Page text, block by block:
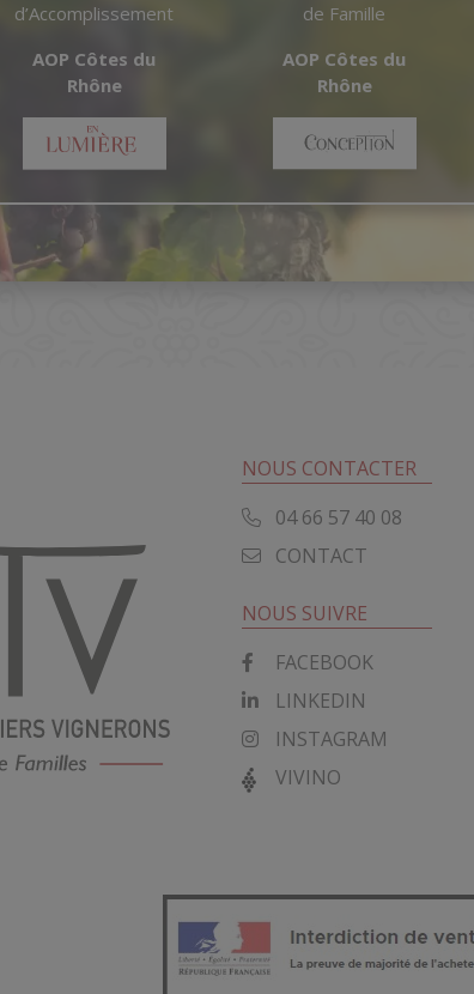
d’Accomplissement
AOP Côtes du
Rhône
de Famille
AOP Côtes du
Rhône
NOUS CONTACTER
04 66 57 40 08
CONTACT
NOUS SUIVRE
FACEBOOK
LINKEDIN
INSTAGRAM
VIVINO